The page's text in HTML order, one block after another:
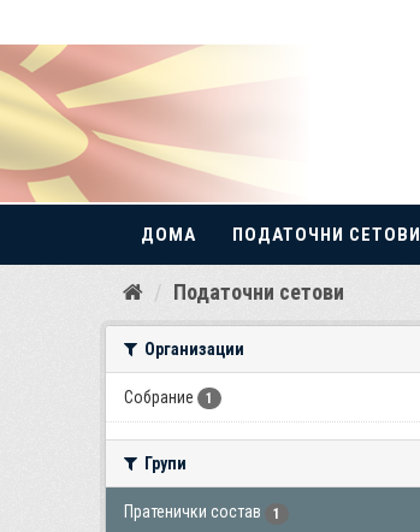
Прескокнете
ДОМА ПОДАТОЧНИ СЕТОВИ
Податочни сетови
Организации
Собрание 1
Групи
Пратенички состав 1